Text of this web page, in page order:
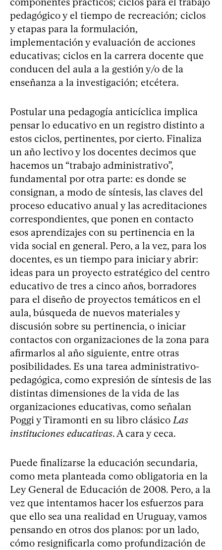
pedagógico y el tiempo de recreación; ciclos
y etapas para la formulación,
implementación y evaluación de acciones
educativas; ciclos en la carrera docente que
conducen del aula a la gestión y/o de la
enseñanza a la investigación; etcétera.
Postular una pedagogía anticíclica implica
pensar lo educativo en un registro distinto a
estos ciclos, pertinentes, por cierto. Finaliza
un año lectivo y los docentes decimos que
hacemos un “trabajo administrativo”,
fundamental por otra parte: es donde se
consignan, a modo de síntesis, las claves del
proceso educativo anual y las acreditaciones
correspondientes, que ponen en contacto
esos aprendizajes con su pertinencia en la
vida social en general. Pero, a la vez, para los
docentes, es un tiempo para iniciar y abrir:
ideas para un proyecto estratégico del centro
educativo de tres a cinco años, borradores
para el diseño de proyectos temáticos en el
aula, búsqueda de nuevos materiales y
discusión sobre su pertinencia, o iniciar
contactos con organizaciones de la zona para
afirmarlos al año siguiente, entre otras
posibilidades. Es una tarea administrativo-
pedagógica, como expresión de síntesis de las
distintas dimensiones de la vida de las
organizaciones educativas, como señalan
Poggi y Tiramonti en su libro clásicoLas
instituciones educativas. A cara y ceca.
Puede finalizarse la educación secundaria,
como meta planteada como obligatoria en la
Ley General de Educación de 2008. Pero, a la
vez que intentamos hacer los esfuerzos para
que ello sea una realidad en Uruguay, vamos
pensando en otros dos planos: por un lado,
cómo resignificarla como profundización de